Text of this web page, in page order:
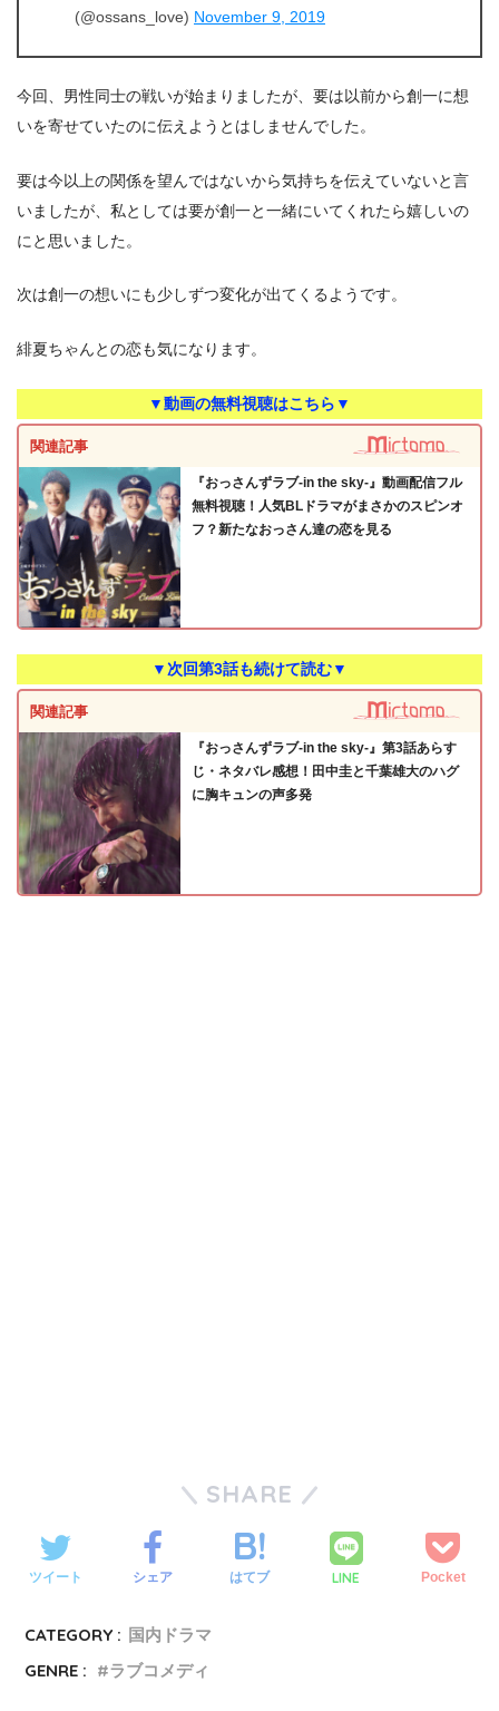
(@ossans_love) November 9, 2019
今回、男性同士の戦いが始まりましたが、要は以前から創一に想
いを寄せていたのに伝えようとはしませんでした。
要は今以上の関係を望んではないから気持ちを伝えていないと言
いましたが、私としては要が創一と一緒にいてくれたら嬉しいの
にと思いました。
次は創一の想いにも少しずつ変化が出てくるようです。
緋夏ちゃんとの恋も気になります。
▼動画の無料視聴はこちら▼
関連記事
『おっさんずラブ-in the sky-』動画配信フル
無料視聴！人気BLドラマがまさかのスピンオ
フ？新たなおっさん達の恋を見る
▼次回第3話も続けて読む▼
関連記事
『おっさんずラブ-in the sky-』第3話あらす
じ・ネタバレ感想！田中圭と千葉雄大のハグ
に胸キュンの声多発
SHARE
ツイート シェア はてブ LINE Pocket
CATEGORY : 国内ドラマ
GENRE :
ラブコメディ